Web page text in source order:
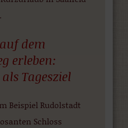
dem
erleben:
Tagesziel
Beispiel Rudolstadt
Schloss